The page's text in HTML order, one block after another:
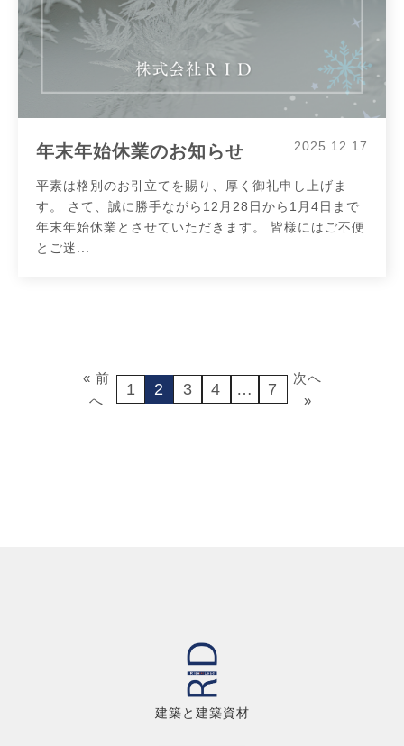
2025.12.17
年末年始休業のお知らせ
平素は格別のお引立てを賜り、厚く御礼申し上げま
す。 さて、誠に勝手ながら12月28日から1月4日まで
年末年始休業とさせていただきます。 皆様にはご不便
とご迷...
« 前
へ
1 2 3 4 … 7
次へ
»
建築と建築資材